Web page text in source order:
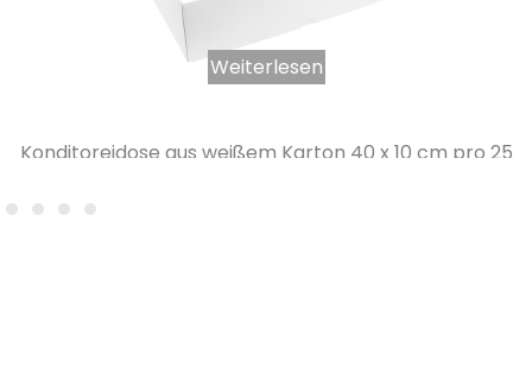
Konditoreidose aus weißem Karton 40 x 10 cm pro 25
Weiterlesen